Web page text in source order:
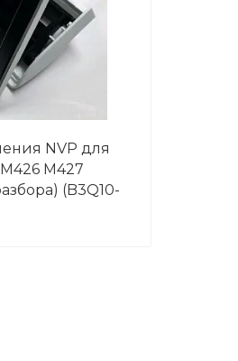
NVP для
M427
(B3Q10-